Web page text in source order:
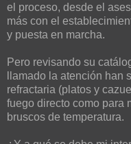
el proceso, desde el
más con el
y puesta en marcha.
Pero revisando su
llamado la atención han
refractaria (platos y
fuego directo como para
bruscos de temperatura.